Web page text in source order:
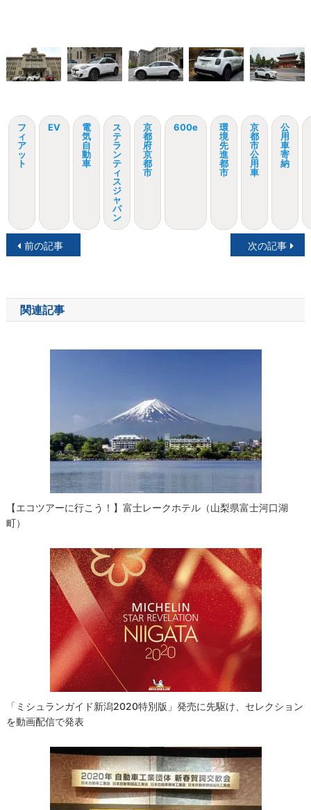
フ
ィ
ア
ッ
ト
EV
電
気
自
動
車
ス
テ
ラ
ン
テ
ィ
ス
ジ
ャ
パ
ン
京
都
府
京
都
市
600e
環
境
先
進
都
市
京
都
市
公
用
車
公
用
車
寄
納
投
ナ
ビ
前の記事 次の記事
関連記事
【エコツアーに行こう！】富士レークホテル（山梨県富士河口湖
町）
「ミシュランガイド新潟2020特別版」発売に先駆け、セレクション
を動画配信で発表